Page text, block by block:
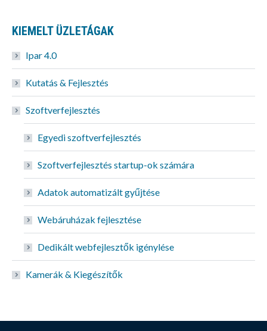
KIEMELT ÜZLETÁGAK
Ipar 4.0
Kutatás & Fejlesztés
Szoftverfejlesztés
Egyedi szoftverfejlesztés
Szoftverfejlesztés startup-ok számára
Adatok automatizált gyűjtése
Webáruházak fejlesztése
Dedikált webfejlesztők igénylése
Kamerák & Kiegészítők